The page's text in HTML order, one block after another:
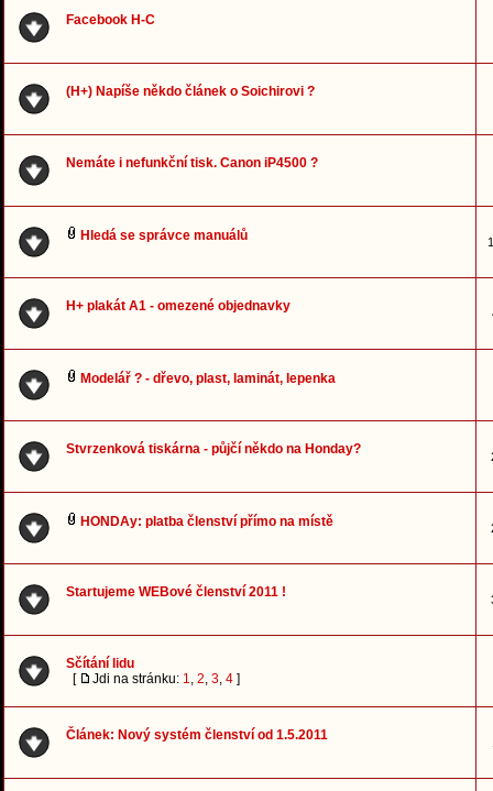
Facebook H-C
(H+) Napíše někdo článek o Soichirovi ?
Nemáte i nefunkční tisk. Canon iP4500 ?
Hledá se správce manuálů
H+ plakát A1 - omezené objednavky
Modelář ? - dřevo, plast, laminát, lepenka
Stvrzenková tiskárna - půjčí někdo na Honday?
HONDAy: platba členství přímo na místě
Startujeme WEBové členství 2011 !
Sčítání lidu
[
Jdi na stránku: 1, 2, 3, 4 ]
Článek: Nový systém členství od 1.5.2011